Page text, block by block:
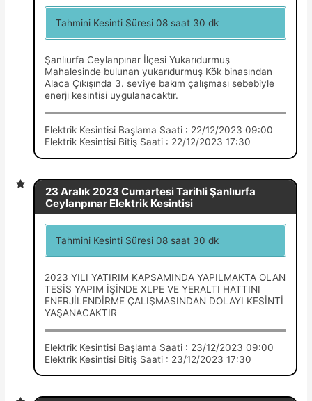
Tahmini Kesinti Süresi 08 saat 30 dk
Şanlıurfa Ceylanpınar İlçesi Yukarıdurmuş
Mahalesinde bulunan yukarıdurmuş Kök binasından
Alaca Çıkışında 3. seviye bakım çalışması sebebiyle
enerji kesintisi uygulanacaktır.
Elektrik Kesintisi Başlama Saati : 22/12/2023 09:00
Elektrik Kesintisi Bitiş Saati : 22/12/2023 17:30
23 Aralık 2023 Cumartesi Tarihli Şanlıurfa
Ceylanpınar Elektrik Kesintisi
Tahmini Kesinti Süresi 08 saat 30 dk
2023 YILI YATIRIM KAPSAMINDA YAPILMAKTA OLAN
TESİS YAPIM İŞİNDE XLPE VE YERALTI HATTINI
ENERJİLENDİRME ÇALIŞMASINDAN DOLAYI KESİNTİ
YAŞANACAKTIR
Elektrik Kesintisi Başlama Saati : 23/12/2023 09:00
Elektrik Kesintisi Bitiş Saati : 23/12/2023 17:30